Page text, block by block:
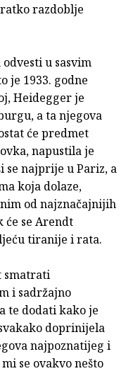
razdoblje
u sasvim
je 1933. godne
Heidegger je
a ta njegova
će predmet
napustila je
se najprije u Pariz, a
koja dolaze,
od najznačajnijih
će se Arendt
tiranije i rata.
smatrati
i sadržajno
te dodati kako je
doprinijela
najpoznatijeg i
se ovakvo nešto